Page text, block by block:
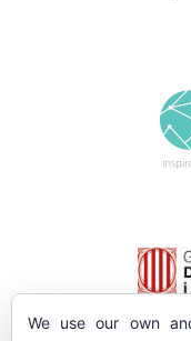
We use our own